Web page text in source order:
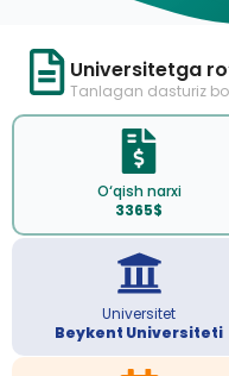
Universitetga
Tanlagan dasturiz
O‘qish narxi
3365$
Universitet
Beykent Universiteti